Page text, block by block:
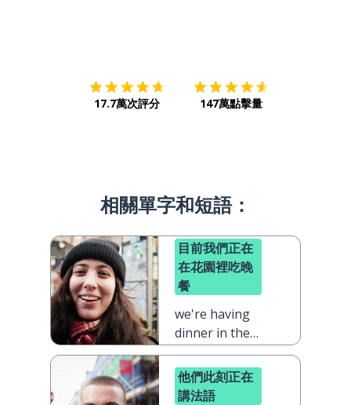
17.7萬次評分 147萬點擊量
相關單字和短語：
目前我們正在
在花園裡吃晚
餐
we're having
dinner in the
garden right
now
他們此刻正在
講法語